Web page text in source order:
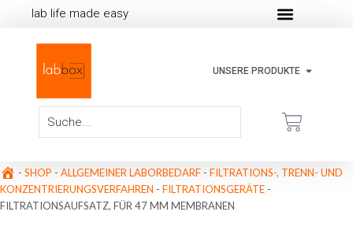
lab life made easy
UNSERE PRODUKTE
- SHOP - ALLGEMEINER LABORBEDARF - FILTRATIONS-, TRENN- UND
KONZENTRIERUNGSVERFAHREN - FILTRATIONSGERÄTE -
FILTRATIONSAUFSATZ, FÜR 47 MM MEMBRANEN